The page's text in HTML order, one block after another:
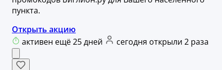
пункта.
Открыть акцию
активен ещё 25 дней
сегодня открыли 2 раза